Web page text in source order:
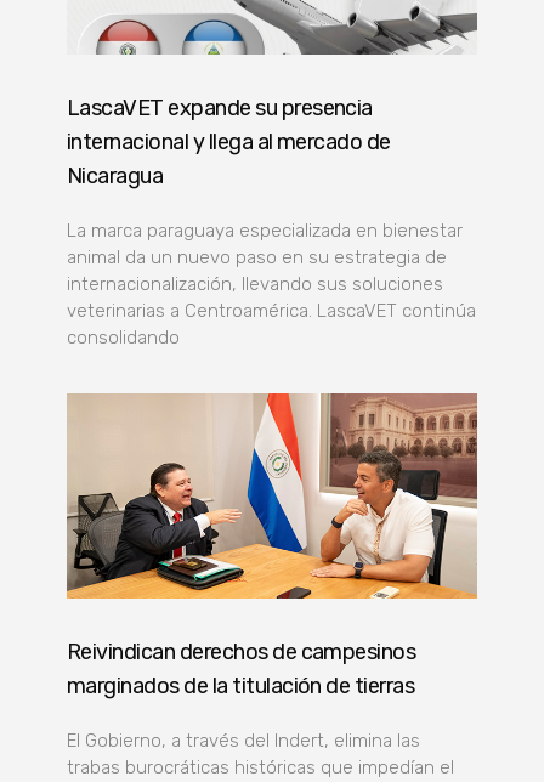
LascaVET expande su presencia
internacional y llega al mercado de
Nicaragua
La marca paraguaya especializada en bienestar
animal da un nuevo paso en su estrategia de
internacionalización, llevando sus soluciones
veterinarias a Centroamérica. LascaVET continúa
consolidando
Reivindican derechos de campesinos
marginados de la titulación de tierras
El Gobierno, a través del Indert, elimina las
trabas burocráticas históricas que impedían el